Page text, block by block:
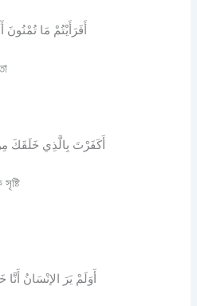
ﺃَﻓَﺮَﺃَﻳْﺘُﻢْ ﻣَﺎ ﺗُﻤْﻨُﻮﻥَ
ﺃَﻛَﻔَﺮْﺕَ ﺑِﺎﻟَّﺬِﻱ ﺧَﻠَﻘَﻚَ
ﺃَﻭَﻟَﻢْ ﻳَﺮَ ﺍﻹﻧْﺴَﺎﻥُ